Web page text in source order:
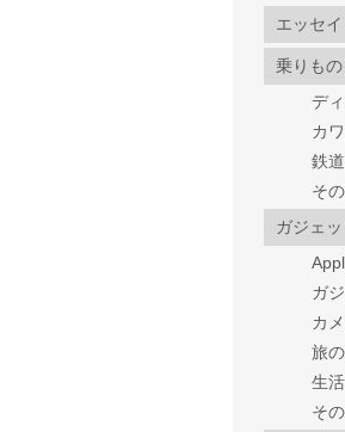
エッセイ
乗りもの
デ
カ
鉄
そ
ガジェ
ガ
カ
旅
生
そ